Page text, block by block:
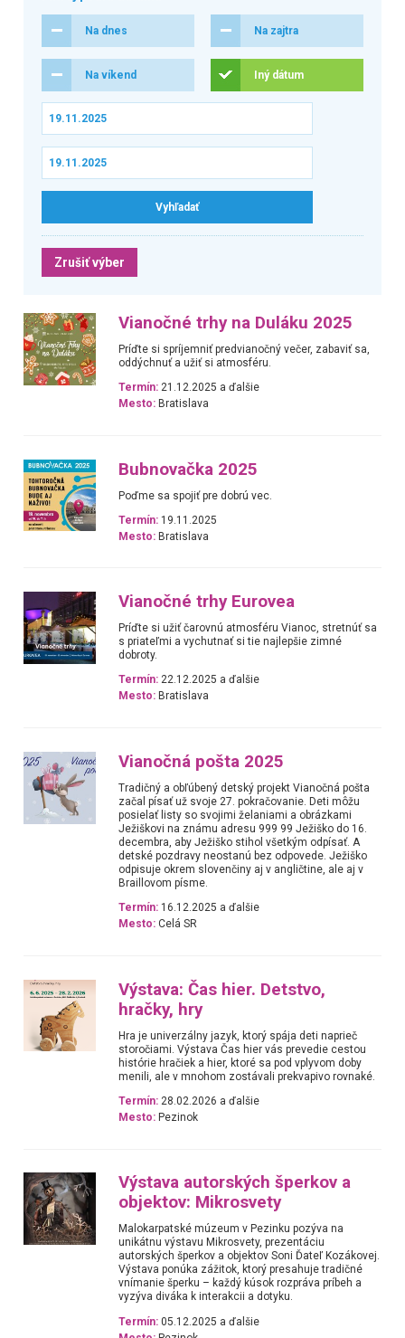
Na dnes Na zajtra
Na víkend Iný dátum
Zrušiť výber
Vianočné trhy na Duláku 2025
Príďte si spríjemniť predvianočný večer, zabaviť sa,
oddýchnuť a užiť si atmosféru.
Termín: 21.12.2025 a ďalšie
Mesto: Bratislava
Bubnovačka 2025
Poďme sa spojiť pre dobrú vec.
Termín: 19.11.2025
Mesto: Bratislava
Vianočné trhy Eurovea
Príďte si užiť čarovnú atmosféru Vianoc, stretnúť sa
s priateľmi a vychutnať si tie najlepšie zimné
dobroty.
Termín: 22.12.2025 a ďalšie
Mesto: Bratislava
Vianočná pošta 2025
Tradičný a obľúbený detský projekt Vianočná pošta
začal písať už svoje 27. pokračovanie. Deti môžu
posielať listy so svojimi želaniami a obrázkami
Ježiškovi na známu adresu 999 99 Ježiško do 16.
decembra, aby Ježiško stihol všetkým odpísať. A
detské pozdravy neostanú bez odpovede. Ježiško
odpisuje okrem slovenčiny aj v angličtine, ale aj v
Braillovom písme.
Termín: 16.12.2025 a ďalšie
Mesto: Celá SR
Výstava: Čas hier. Detstvo,
hračky, hry
Hra je univerzálny jazyk, ktorý spája deti naprieč
storočiami. Výstava Čas hier vás prevedie cestou
histórie hračiek a hier, ktoré sa pod vplyvom doby
menili, ale v mnohom zostávali prekvapivo rovnaké.
Termín: 28.02.2026 a ďalšie
Mesto: Pezinok
Výstava autorských šperkov a
objektov: Mikrosvety
Malokarpatské múzeum v Pezinku pozýva na
unikátnu výstavu Mikrosvety, prezentáciu
autorských šperkov a objektov Soni Ďateľ Kozákovej.
Výstava ponúka zážitok, ktorý presahuje tradičné
vnímanie šperku – každý kúsok rozpráva príbeh a
vyzýva diváka k interakcii a dotyku.
Termín: 05.12.2025 a ďalšie